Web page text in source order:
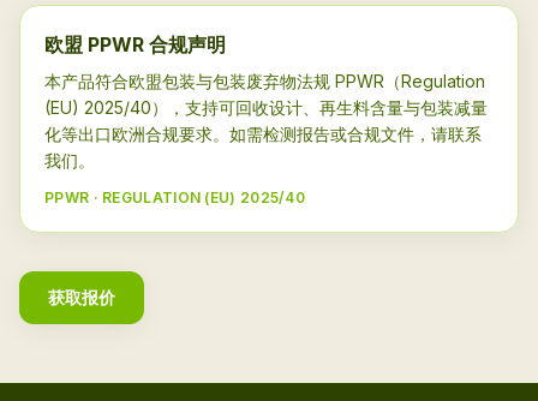
欧盟 PPWR 合规声明
本产品符合欧盟包装与包装废弃物法规 PPWR（Regulation
(EU) 2025/40），支持可回收设计、再生料含量与包装减量
化等出口欧洲合规要求。如需检测报告或合规文件，请联系
我们。
PPWR · REGULATION (EU) 2025/40
获取报价